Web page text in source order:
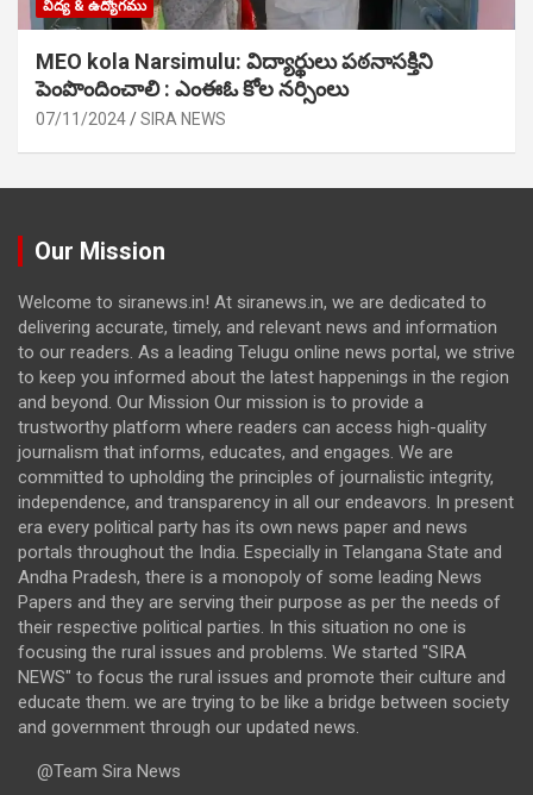
విద్య & ఉద్యోగము
MEO kola Narsimulu: విద్యార్థులు పఠ‌నాసక్తిని
పెంపొందించాలి : ఎంఈఓ కోల నర్సింలు
07/11/2024 SIRA NEWS
Our Mission
Welcome to siranews.in! At siranews.in, we are dedicated to
delivering accurate, timely, and relevant news and information
to our readers. As a leading Telugu online news portal, we strive
to keep you informed about the latest happenings in the region
and beyond. Our Mission Our mission is to provide a
trustworthy platform where readers can access high-quality
journalism that informs, educates, and engages. We are
committed to upholding the principles of journalistic integrity,
independence, and transparency in all our endeavors. In present
era every political party has its own news paper and news
portals throughout the India. Especially in Telangana State and
Andha Pradesh, there is a monopoly of some leading News
Papers and they are serving their purpose as per the needs of
their respective political parties. In this situation no one is
focusing the rural issues and problems. We started "SIRA
NEWS" to focus the rural issues and promote their culture and
educate them. we are trying to be like a bridge between society
and government through our updated news.
@Team Sira News